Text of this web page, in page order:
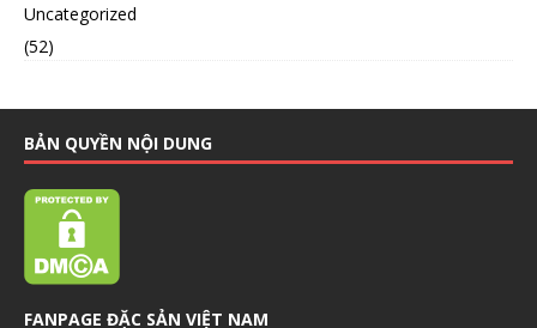
Uncategorized
(52)
BẢN QUYỀN NỘI DUNG
FANPAGE ĐẶC SẢN VIỆT NAM